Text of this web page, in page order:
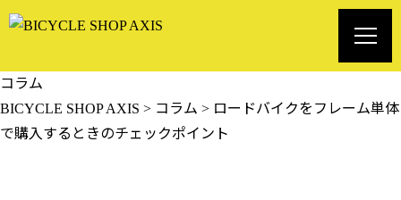
コラム
BICYCLE SHOP AXIS > コラム > ロードバイクをフレーム単体
で購入するときのチェックポイント